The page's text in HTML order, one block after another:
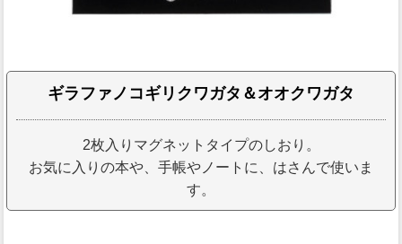
ギラファノコギリクワガタ＆オオクワガタ
2枚入りマグネットタイプのしおり。
お気に入りの本や、手帳やノートに、はさんで使いま
す。